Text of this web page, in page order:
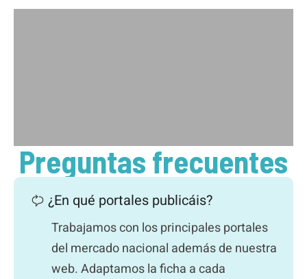
Preguntas frecuentes
¿En qué portales publicáis?
Trabajamos con los principales portales
del mercado nacional además de nuestra
web. Adaptamos la ficha a cada